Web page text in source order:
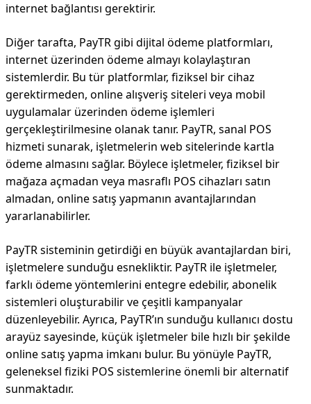
internet bağlantısı gerektirir.
Diğer tarafta, PayTR gibi dijital ödeme platformları,
internet üzerinden ödeme almayı kolaylaştıran
sistemlerdir. Bu tür platformlar, fiziksel bir cihaz
gerektirmeden, online alışveriş siteleri veya mobil
uygulamalar üzerinden ödeme işlemleri
gerçekleştirilmesine olanak tanır. PayTR, sanal POS
hizmeti sunarak, işletmelerin web sitelerinde kartla
ödeme almasını sağlar. Böylece işletmeler, fiziksel bir
mağaza açmadan veya masraflı POS cihazları satın
almadan, online satış yapmanın avantajlarından
yararlanabilirler.
PayTR sisteminin getirdiği en büyük avantajlardan biri,
işletmelere sunduğu esnekliktir. PayTR ile işletmeler,
farklı ödeme yöntemlerini entegre edebilir, abonelik
sistemleri oluşturabilir ve çeşitli kampanyalar
düzenleyebilir. Ayrıca, PayTR’ın sunduğu kullanıcı dostu
arayüz sayesinde, küçük işletmeler bile hızlı bir şekilde
online satış yapma imkanı bulur. Bu yönüyle PayTR,
geleneksel fiziki POS sistemlerine önemli bir alternatif
sunmaktadır.